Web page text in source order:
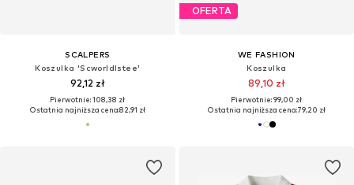
SCALPERS
Koszulka 'Scworldlstee'
92,12 zł
Pierwotnie: 108,38 zł
Ostatnia najniższa cena:82,91 zł
OFERTA
WE FASHION
Koszulka
89,10 zł
Pierwotnie: 99,00 zł
Ostatnia najniższa cena:79,20 zł